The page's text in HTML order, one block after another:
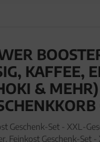
KAFFEE,
& MEHR) -
Geschenk-Set - XXL-
Feinkost Geschenk-Set